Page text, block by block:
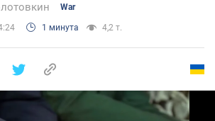
War
1 минута 4,2 т.